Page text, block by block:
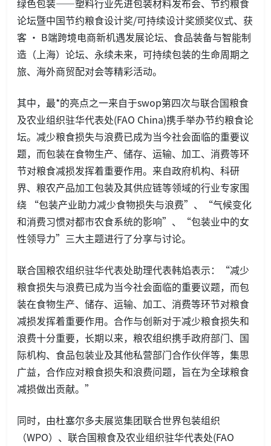
绿色包装——塑料行业先进包装材料发布会、节约粮食
论坛暨中国节约粮食设计奖/可持续设计奖颁奖仪式、获
客 · B端跨境电商新机遇发展论坛、食品装备与智能制
造（上海）论坛、永续未来，可持续包装的生命周期之
旅、海外商贸配对会等精彩活动。
其中，最*的亮点之一来自于swop第四次与联合国粮食
及农业组织驻华代表处(FAO China)携手举办节约粮食论
坛。减少粮食损失与浪费已成为当今社会面临的重要议
题，而包装在食物生产、储存、运输、加工、消费等环
节对粮食减损发挥着重要作用。来自政府机构、科研
界、粮农产品加工包装及其供应链等领域的行业专家围
绕 “包装产业助力减少食物损失与浪费”、“气候变化
和消费习惯对都市农食系统的影响”、“包装业中的女
性领导力”三大主题进行了分享与讨论。
联合国粮农组织驻华代表处助理代表韩焰表示：“减少
粮食损失与浪费已成为当今社会面临的重要议题，而包
装在食物生产、储存、运输、加工、消费等环节对粮食
减损发挥着重要作用。合作与创新对于减少粮食损失和
浪费十分重要，长期以来，粮农组织携手政府部门、国
际机构、食品包装业及其他私营部门合作伙伴等，集思
广益，合作应对粮食损失和浪费问题，旨在为全球粮食
减损做出贡献。”
同时，由杜塞尔多夫展览集团联合世界包装组织
（WPO）、联合国粮食及农业组织驻华代表处(FAO